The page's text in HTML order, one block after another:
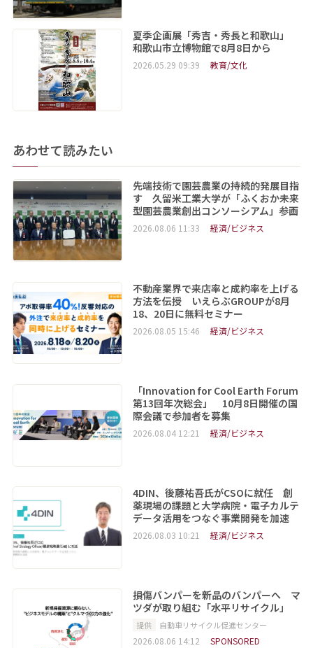
夏季企画展「秀吉・秀長と和歌山」
和歌山市立博物館で8月8日から
2026.05.29 09:39 教育/文化
あわせて読みたい
先端技術で園芸農業の持続的発展目指
す 久留米工業大学が「ふくおか未来
型園芸農業創出コンソーシアム」参画
2026.08.06 11:33 経済/ビジネス
不動産業界で来店率と成約率を上げる
方法を伝授 いえらぶGROUPが8月
18、20日に無料セミナー
2026.08.05 15:46 経済/ビジネス
「Innovation for Cool Earth Forum
第13回年次総会」 10月8日開催の国
際会議で参加者を募集
2026.08.04 12:21 経済/ビジネス
4DIN、後藤祐吾氏がCSOに就任 創
薬現場の課題と大学病院・電子カルテ
データ活用をつなぐ事業開発を加速
2026.08.03 10:21 経済/ビジネス
損傷バンパーを新品のバンパーへ マ
ツダが取り組む「水平リサイクル」
提供 自動車リサイクル促進センター
2026.08.06 14:12 SPONSORED